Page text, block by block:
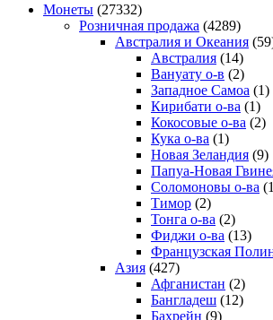
Монеты (27332)
Розничная продажа (4289)
Австралия и Океания
Австралия (14)
Вануату о-в (2)
Западное Самоа (1)
Кирибати о-ва (1)
Кокосовые о-ва (2)
Кука о-ва (1)
Новая Зеландия (9)
Папуа-Новая
Соломоновы о-ва
Тимор (2)
Тонга о-ва (2)
Фиджи о-ва (13)
Французская
Азия (427)
Афганистан (2)
Бангладеш (12)
Бахрейн (9)